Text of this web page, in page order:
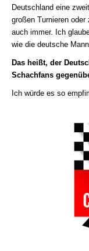
Deutschland eine
großen Turnieren
auch immer. Ich
wie die deutsche
Das heißt, der
Schachfans
Ich würde es so